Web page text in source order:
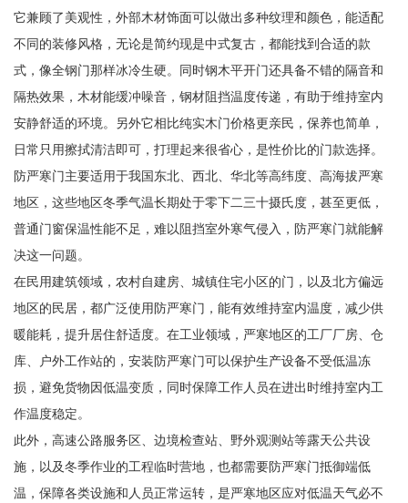
它兼顾了美观性，外部木材饰面可以做出多种纹理和颜色，能适配
不同的装修风格，无论是简约现是中式复古，都能找到合适的款
式，像全钢门那样冰冷生硬。同时钢木平开门还具备不错的隔音和
隔热效果，木材能缓冲噪音，钢材阻挡温度传递，有助于维持室内
安静舒适的环境。另外它相比纯实木门价格更亲民，保养也简单，
日常只用擦拭清洁即可，打理起来很省心，是性价比的门款选择。
防严寒门主要适用于我国东北、西北、华北等高纬度、高海拔严寒
地区，这些地区冬季气温长期处于零下二三十摄氏度，甚至更低，
普通门窗保温性能不足，难以阻挡室外寒气侵入，防严寒门就能解
决这一问题。
在民用建筑领域，农村自建房、城镇住宅小区的门，以及北方偏远
地区的民居，都广泛使用防严寒门，能有效维持室内温度，减少供
暖能耗，提升居住舒适度。在工业领域，严寒地区的工厂厂房、仓
库、户外工作站的，安装防严寒门可以保护生产设备不受低温冻
损，避免货物因低温变质，同时保障工作人员在进出时维持室内工
作温度稳定。
此外，高速公路服务区、边境检查站、野外观测站等露天公共设
施，以及冬季作业的工程临时营地，也都需要防严寒门抵御端低
温，保障各类设施和人员正常运转，是严寒地区应对低温天气必不